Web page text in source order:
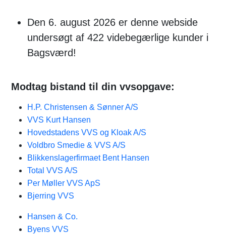
Den 6. august 2026 er denne webside
undersøgt af 422 videbegærlige kunder i
Bagsværd!
Modtag bistand til din vvsopgave:
H.P. Christensen & Sønner A/S
VVS Kurt Hansen
Hovedstadens VVS og Kloak A/S
Voldbro Smedie & VVS A/S
Blikkenslagerfirmaet Bent Hansen
Total VVS A/S
Per Møller VVS ApS
Bjerring VVS
Hansen & Co.
Byens VVS